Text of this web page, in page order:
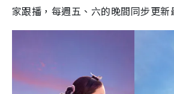
家跟播，每週五、六的晚間同步更新